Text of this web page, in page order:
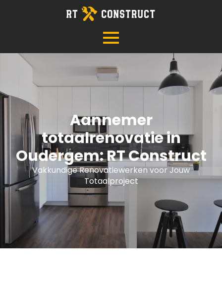
Aannemer
totaalrenovatie in
Oudergem: RT Construct
Vakkundige Renovatiewerken voor Jouw
Totaalproject